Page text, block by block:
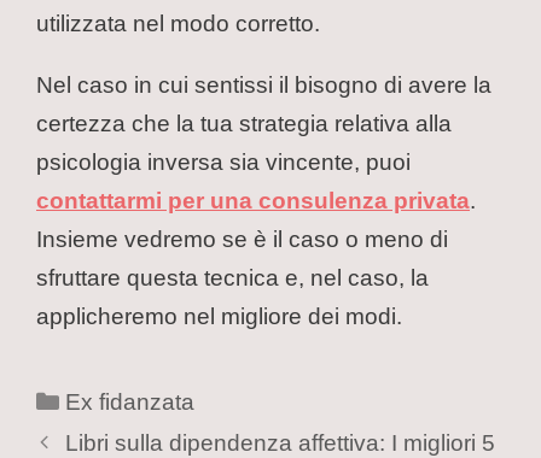
utilizzata nel modo corretto.
Nel caso in cui sentissi il bisogno di avere la
certezza che la tua strategia relativa alla
psicologia inversa sia vincente, puoi
contattarmi per una consulenza privata.
Insieme vedremo se è il caso o meno di
sfruttare questa tecnica e, nel caso, la
applicheremo nel migliore dei modi.
Ex fidanzata
Libri sulla dipendenza affettiva: I migliori 5